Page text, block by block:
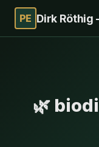
PE Dirk Röthig
🌿